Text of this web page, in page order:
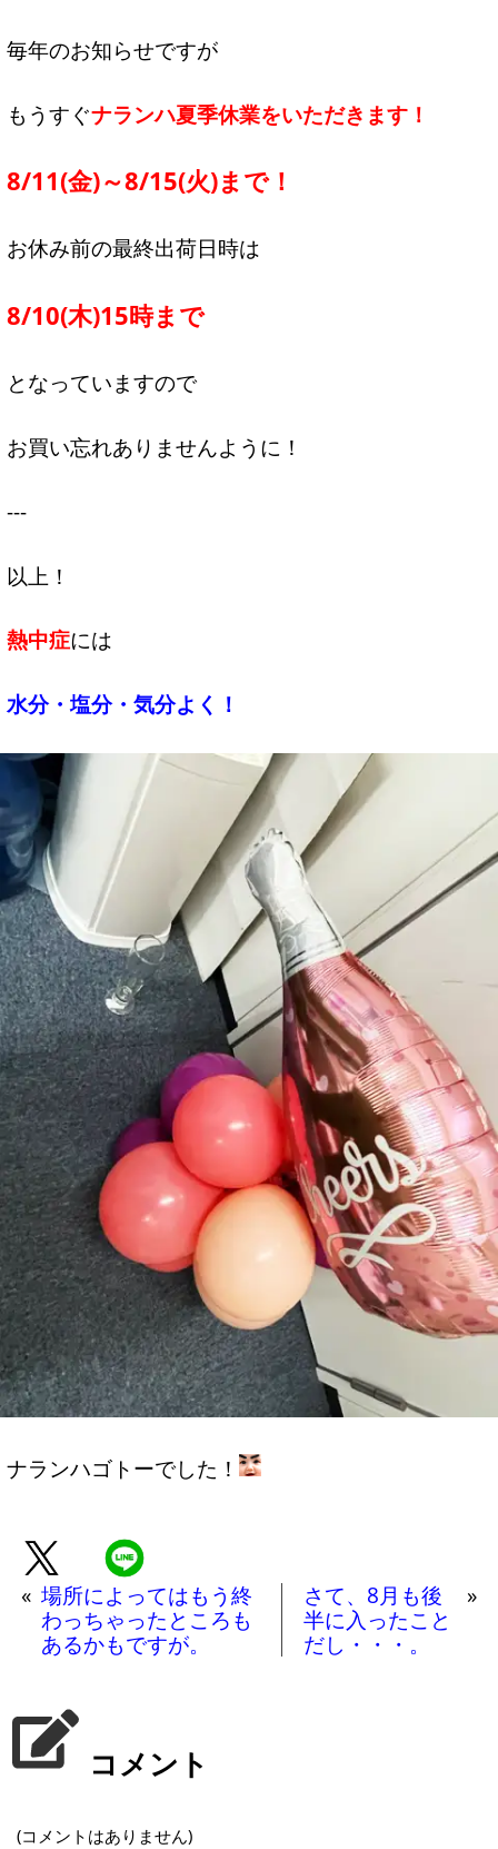
毎年のお知らせですが
もうすぐナランハ夏季休業をいただきます！
8/11(金)～8/15(火)まで！
お休み前の最終出荷日時は
8/10(木)15時まで
となっていますので
お買い忘れありませんように！
---
以上！
熱中症には
水分・塩分・気分よく！
ナランハゴトーでした！
« 場所によってはもう終
わっちゃったところも
あるかもですが。
さて、8月も後
半に入ったこと
だし・・・。
»
コメント
(コメントはありません)